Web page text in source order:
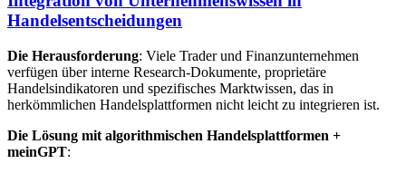
Handelsentscheidungen
Die Herausforderung: Viele Trader und Finanzunternehmen
verfügen über interne Research-Dokumente, proprietäre
Handelsindikatoren und spezifisches Marktwissen, das in
herkömmlichen Handelsplattformen nicht leicht zu integrieren ist.
Die Lösung mit algorithmischen Handelsplattformen +
meinGPT: